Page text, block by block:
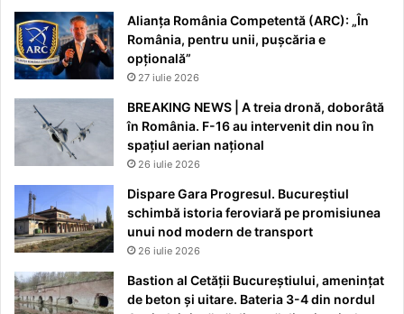
Alianța România Competentă (ARC): „În
România, pentru unii, pușcăria e
opțională”
27 iulie 2026
BREAKING NEWS | A treia dronă, doborâtă
în România. F-16 au intervenit din nou în
spațiul aerian național
26 iulie 2026
Dispare Gara Progresul. Bucureștiul
schimbă istoria feroviară pe promisiunea
unui nod modern de transport
26 iulie 2026
Bastion al Cetății Bucureștiului, amenințat
de beton și uitare. Bateria 3-4 din nordul